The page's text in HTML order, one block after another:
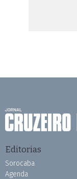
Editorias
Sorocaba
Agenda